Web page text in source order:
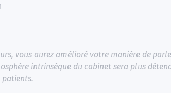
vous aurez amélioré votre manière de
intrinsèque du cabinet sera plus
patients.